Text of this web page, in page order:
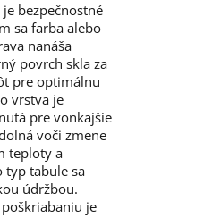
bezpečnostné
sa farba alebo
nanáša
povrch skla za
pre optimálnu
vrstva je
pre vonkajšie
voči zmene
teploty a
typ tabule sa
údržbou.
je